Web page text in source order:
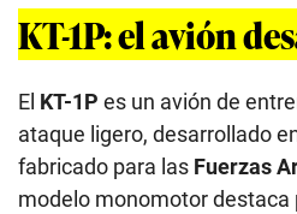
KT-1P: el avión
El KT-1P es un avión de
ataque ligero, desarrollado
fabricado para las Fuerzas
modelo monomotor destaca